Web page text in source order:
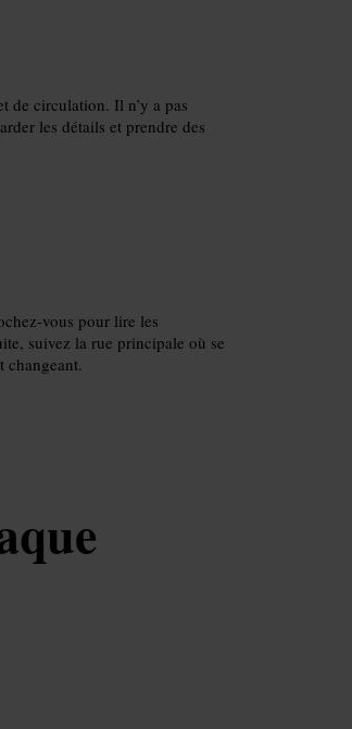
de circulation. Il n’y a pas
les détails et prendre des
vous pour lire les
suivez la rue principale où se
changeant.